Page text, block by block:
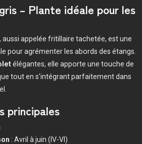
– Plante idéale pour les
, aussi appelée fritillaire tachetée, est une
pour agrémenter les abords des étangs.
élégantes, elle apporte une touche de
tout en s'intégrant parfaitement dans
principales
: Avril à juin (IV-VI)